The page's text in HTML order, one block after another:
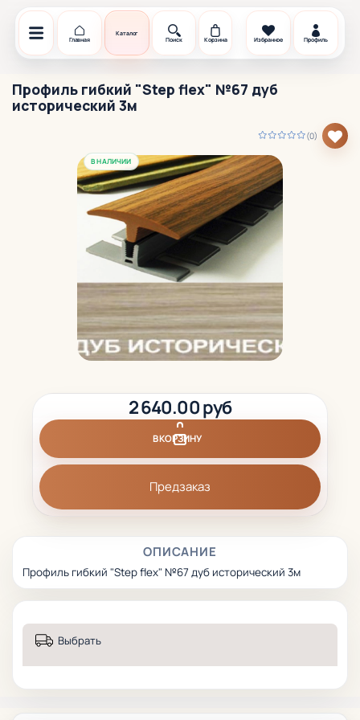
Главная
Каталог
Поиск
Корзина Избранное Профиль
Профиль гибкий "Step flex" №67 дуб
исторический 3м
(0)
В НАЛИЧИИ
ОПИСАНИЕ
Профиль гибкий "Step flex" №67 дуб исторический 3м
2 640.00 руб
В КОРЗИНУ
Предзаказ
Выбрать